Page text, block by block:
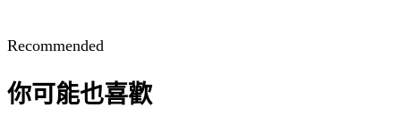
Recommended
你可能也喜歡